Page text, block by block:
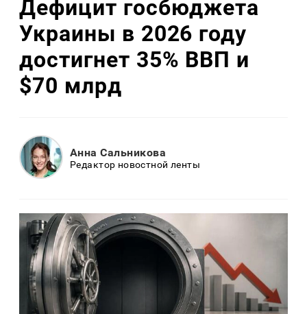
Дефицит госбюджета
Украины в 2026 году
достигнет 35% ВВП и
$70 млрд
Анна Сальникова
Редактор новостной ленты